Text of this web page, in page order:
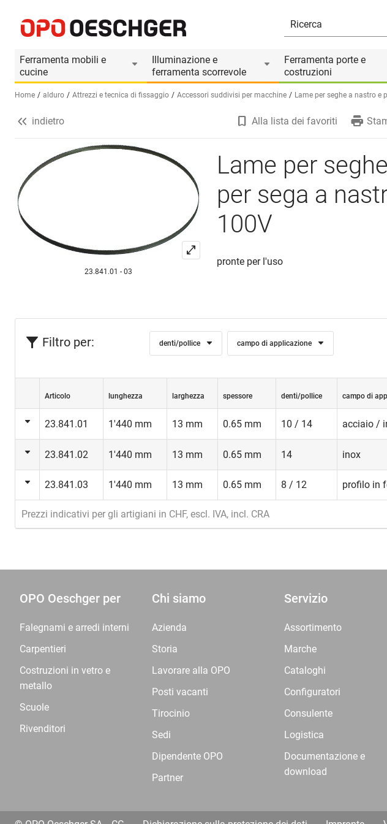
Ferramenta mobili e
cucine
Illuminazione e
ferramenta scorrevole
Ferramenta porte e
costruzioni
Seleziona una lingua (IT)
Home alduro Attrezzi e tecnica di fissaggio Accessori suddivisi per macchine Lame per seghe a nastro e
Informazioni prodotto
indietro Alla lista dei favoriti
23.841.01 - 03
Lame per
per sega a
100V
pronte per l'uso
Filtro per: denti/pollice campo di applicazione
Articolo lunghezza larghezza spessore denti/pollice campo di
23.841.01 1'440 mm 13 mm 0.65 mm 10 / 14 acciaio /
23.841.02 1'440 mm 13 mm 0.65 mm 14 inox
23.841.03 1'440 mm 13 mm 0.65 mm 8 / 12 profilo in
Prezzi indicativi per gli artigiani in CHF, escl. IVA, incl. CRA
OPO Oeschger per
Falegnami e arredi interni
Carpentieri
Costruzioni in vetro e
metallo
Scuole
Rivenditori
Chi siamo
Azienda
Storia
Lavorare alla OPO
Posti vacanti
Tirocinio
Sedi
Dipendente OPO
Partner
Servizio
Assortimento
Marche
Cataloghi
Configuratori
Consulente
Logistica
Documentazione e
download